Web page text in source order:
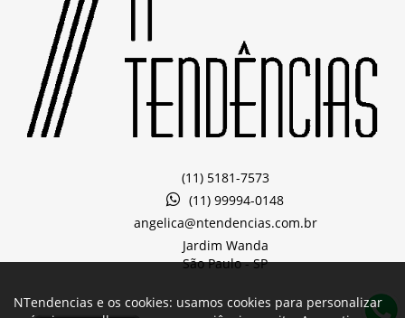
(11) 5181-7573
(11) 99994-0148
angelica@ntendencias.com.br
Jardim Wanda
São Paulo -SP
NTendencias e os cookies: usamos cookies para personalizar